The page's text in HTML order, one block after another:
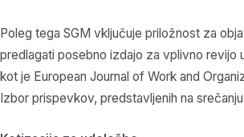
Poleg tega SGM vključuje priložnost za
predlagati posebno izdajo za vplivno revijo
kot je European Journal of Work and
Izbor prispevkov, predstavljenih na